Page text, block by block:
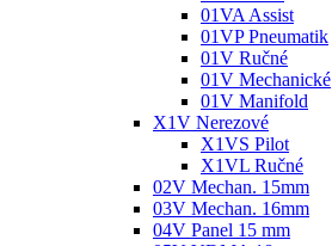
01VA Assist
01VP Pneumatik
01V Ručné
01V Mechanické
01V Manifold
X1V Nerezové
X1VS Pilot
X1VL Ručné
02V Mechan. 15mm
03V Mechan. 16mm
04V Panel 15 mm